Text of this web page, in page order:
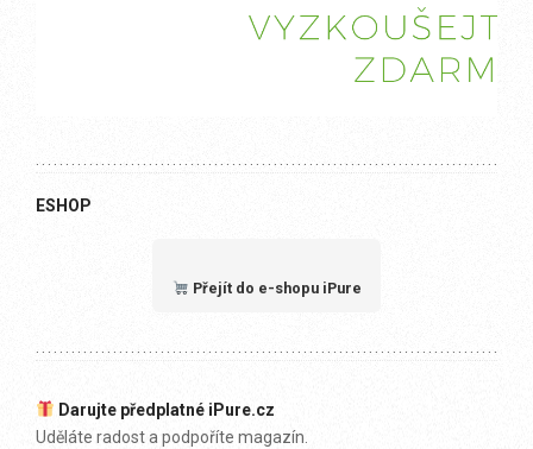
ESHOP
Přejít do e-shopu iPure
Darujte předplatné iPure.cz
Uděláte radost a podpoříte magazín.